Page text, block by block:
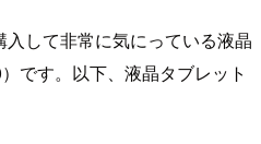
して非常に気にっている液晶
です。以下、液晶タブレット